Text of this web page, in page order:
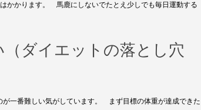
かかります。 馬鹿にしないでたとえ少しでも毎日運動する
（ダイエットの落とし穴
一番難しい気がしています。 まず目標の体重が達成できた